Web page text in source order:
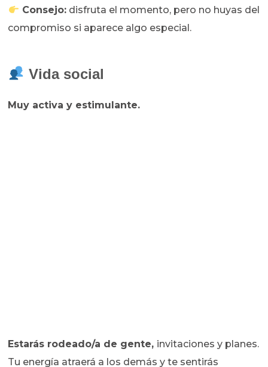
Consejo:disfruta el momento, pero no huyas del
compromiso si aparece algo especial.
Vida social
Muy activa y estimulante.
Estarás rodeado/a de gente, invitaciones y planes.
Tu energía atraerá a los demás y te sentirás